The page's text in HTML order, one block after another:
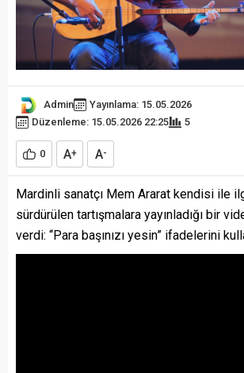
Admin
Yayınlama: 15.05.2026
Düzenleme: 15.05.2026 22:25
5
0 A+ A-
Mardinli sanatçı Mem Ararat kendisi ile
sürdürülen tartışmalara yayınladığı bir
verdi: “Para başınızı yesin” ifadelerini